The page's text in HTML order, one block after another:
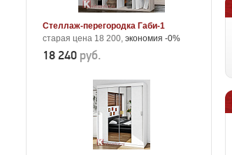
Стеллаж-перегородка Габи-1
старая цена 18 200, экономия -0%
18 240 руб.